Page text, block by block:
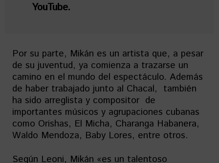
YouTube.
Por su parte, Mikán es un artista que, a pesar
de su juventud, ya comienza a trazarse un
camino en el mundo del espectáculo. Además
de haber trabajado junto al Chacal, también
ha sido arreglista y compositor de
importantes músicos y agrupaciones cubanas
como Orishas, El Micha, Charanga Habanera,
Waldo Mendoza, Baby Lores, entre otros.
Según Leoni, Mikán «es un talentoso